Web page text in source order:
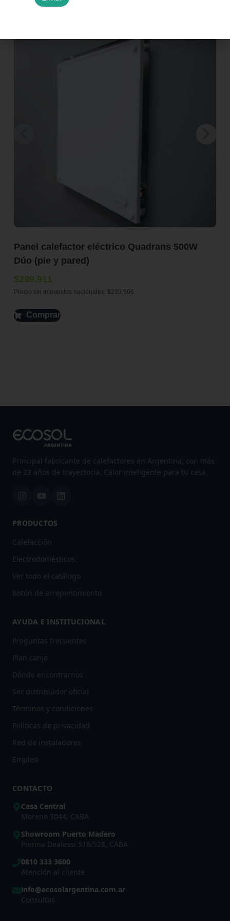
Panel calefactor eléctrico Quadrans 500W
Dúo (pie y pared)
$289,911
Precio sin impuestos nacionales: $239,596
Comprar
Principal fabricante de calefactores en Argentina, con más
de 23 años de trayectoria. Calor inteligente para tu casa.
PRODUCTOS
Calefacción
Electrodomésticos
Ver todo el catálogo
Botón de arrepentimiento
AYUDA E INSTITUCIONAL
Preguntas frecuentes
Plan canje
Dónde encontrarnos
Ser distribuidor oficial
Términos y condiciones
Políticas de privacidad
Red de instaladores
Empleo
CONTACTO
Casa Central
Moreno 3044, CABA
Showroom Puerto Madero
Pierina Dealessi 518/528, CABA
0810 333 3600
Atención al cliente
info@ecosolargentina.com.ar
Consultas